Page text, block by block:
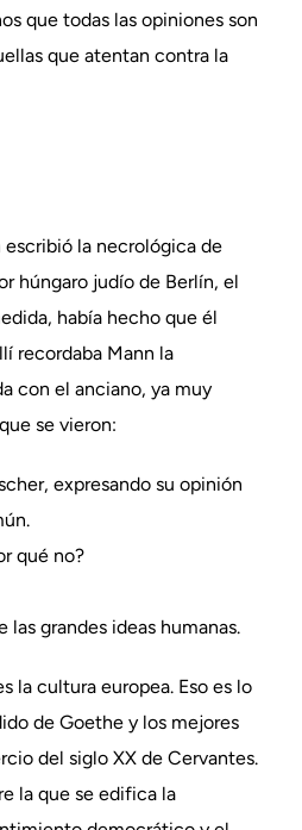
que todas las opiniones son
que atentan contra la
escribió la necrológica de
húngaro judío de Berlín, el
había hecho que él
recordaba Mann la
con el anciano, ya muy
se vieron:
expresando su opinión
qué no?
las grandes ideas humanas.
la cultura europea. Eso es lo
de Goethe y los mejores
del siglo XX de Cervantes.
la que se edifica la